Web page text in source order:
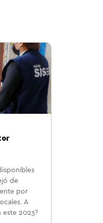
de
por
A
este 2023?